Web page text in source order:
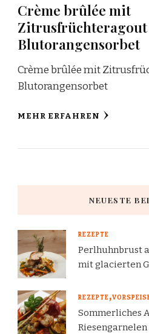
Crème brûlée mit
Blutorangensorbet
Crème brûlée mit
Blutorangensorbet
MEHR ERFAHREN
NEUESTE
REZEPTE
Perlhuhnbrust
mit glacierten
REZEPTE
Sommerliches
Riesengarnelen